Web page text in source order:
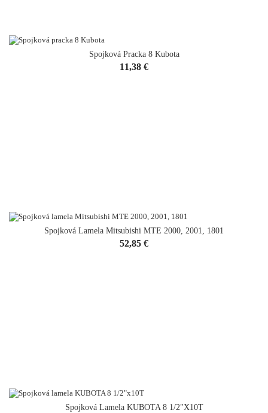
Spojková Pracka 8 Kubota
Cena
11,38 €
Spojková Lamela Mitsubishi MTE 2000, 2001, 1801
Cena
52,85 €
Spojková Lamela KUBOTA 8 1/2"x10T